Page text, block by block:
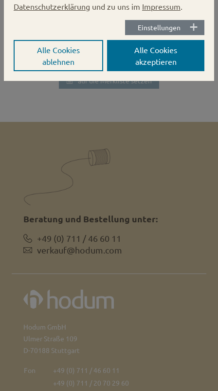
Verschluss:
Deep Twist-off
auf die Merkliste setzen
Hodum GmbH
Ulmer Straße 109
D-70188 Stuttgart
Fon
+49 (0) 711 / 46 60 11
+49 (0) 711 / 20 70 29 60
Beratung und Bestellung unter:
+49 (0) 711 / 46 60 11
verkauf@hodum.com
Datenschutzerklärung und zu uns im Impressum
Einstellungen
Alle Cookies
ablehnen
Alle Cookies
akzeptieren